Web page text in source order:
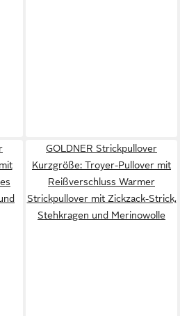
GOLDNER Strickpullover
Kurzgröße: Troyer-Pullover mit
Reißverschluss Warmer
Strickpullover mit Zickzack-Strick,
Stehkragen und Merinowolle